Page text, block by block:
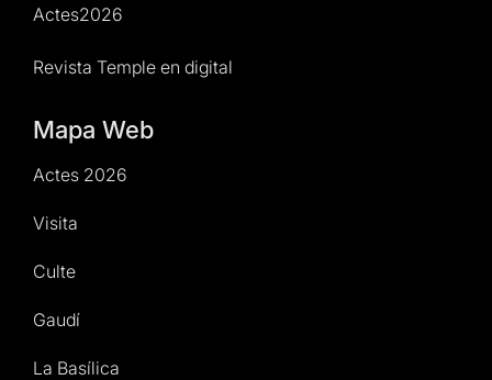
Actes2026
Revista Temple en digital
Mapa Web
Actes 2026
Visita
Culte
Gaudí
La Basílica